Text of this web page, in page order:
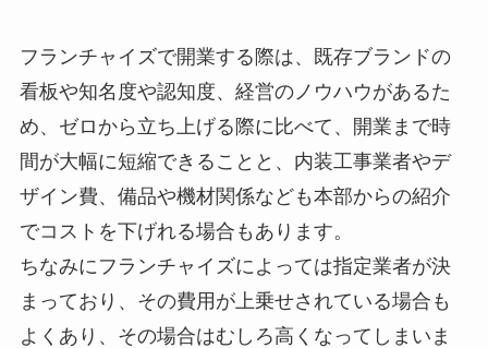
フランチャイズで開業する際は、既存ブランドの
看板や知名度や認知度、経営のノウハウがあるた
め、ゼロから立ち上げる際に比べて、開業まで時
間が大幅に短縮できることと、内装工事業者やデ
ザイン費、備品や機材関係なども本部からの紹介
でコストを下げれる場合もあります。
ちなみにフランチャイズによっては指定業者が決
まっており、その費用が上乗せされている場合も
よくあり、その場合はむしろ高くなってしまいま